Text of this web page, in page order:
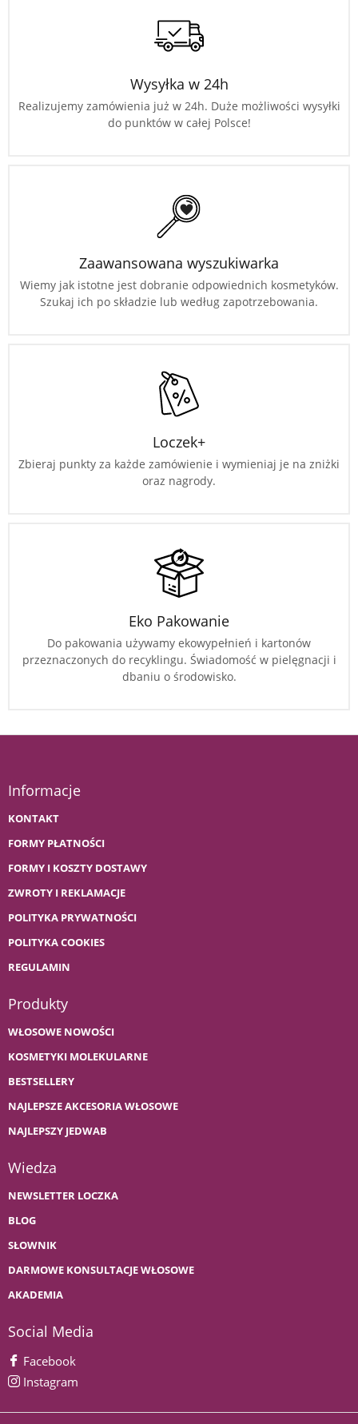
Wysyłka w 24h
Realizujemy zamówienia już w 24h. Duże możliwości wysyłki
do punktów w całej Polsce!
Zaawansowana wyszukiwarka
Wiemy jak istotne jest dobranie odpowiednich kosmetyków.
Szukaj ich po składzie lub według zapotrzebowania.
Loczek+
Zbieraj punkty za każde zamówienie i wymieniaj je na zniżki
oraz nagrody.
Eko Pakowanie
Do pakowania używamy ekowypełnień i kartonów
przeznaczonych do recyklingu. Świadomość w pielęgnacji i
dbaniu o środowisko.
Informacje
KONTAKT
FORMY PŁATNOŚCI
FORMY I KOSZTY DOSTAWY
ZWROTY I REKLAMACJE
POLITYKA PRYWATNOŚCI
POLITYKA COOKIES
REGULAMIN
Produkty
WŁOSOWE NOWOŚCI
KOSMETYKI MOLEKULARNE
BESTSELLERY
NAJLEPSZE AKCESORIA WŁOSOWE
NAJLEPSZY JEDWAB
Wiedza
NEWSLETTER LOCZKA
BLOG
SŁOWNIK
DARMOWE KONSULTACJE WŁOSOWE
AKADEMIA
Social Media
Facebook
Instagram